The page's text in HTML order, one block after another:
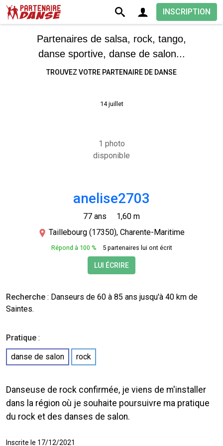
INSCRIPTION
Partenaires de salsa, rock, tango,
danse sportive, danse de salon...
TROUVEZ VOTRE PARTENAIRE DE DANSE
14 juillet
1 photo
disponible
anelise2703
77 ans
1,60 m
Taillebourg (17350), Charente-Maritime
Répond à 100 % 5 partenaires lui ont écrit
LUI ÉCRIRE
Recherche : Danseurs de 60 à 85 ans jusqu'à 40 km de
Saintes.
Pratique :
danse de salon
rock
Danseuse de rock confirmée, je viens de m'installer
dans la région où je souhaite poursuivre ma pratique
du rock et des danses de salon.
Inscrite le 17/12/2021